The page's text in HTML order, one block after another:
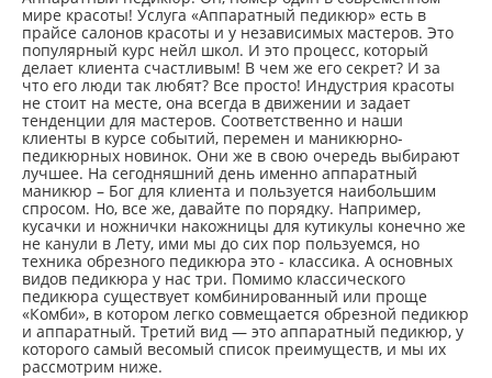
мире красоты! Услуга «Аппаратный педикюр» есть в
прайсе салонов красоты и у независимых мастеров. Это
популярный курс нейл школ. И это процесс, который
делает клиента счастливым! В чем же его секрет? И за
что его люди так любят? Все просто! Индустрия красоты
не стоит на месте, она всегда в движении и задает
тенденции для мастеров. Соответственно и наши
клиенты в курсе событий, перемен и маникюрно-
педикюрных новинок. Они же в свою очередь выбирают
лучшее. На сегодняшний день именно аппаратный
маникюр – Бог для клиента и пользуется наибольшим
спросом. Но, все же, давайте по порядку. Например,
кусачки и ножнички накожницы для кутикулы конечно же
не канули в Лету, ими мы до сих пор пользуемся, но
техника обрезного педикюра это - классика. А основных
видов педикюра у нас три. Помимо классического
педикюра существует комбинированный или проще
«Комби», в котором легко совмещается обрезной педикюр
и аппаратный. Третий вид — это аппаратный педикюр, у
которого самый весомый список преимуществ, и мы их
рассмотрим ниже.